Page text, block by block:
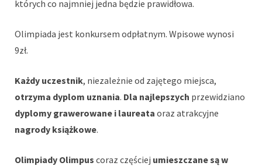
których co najmniej jedna będzie prawidłowa.
Olimpiada jest konkursem odpłatnym. Wpisowe wynosi
9zł.
Każdy uczestnik, niezależnie od zajętego miejsca,
otrzyma dyplom uznania. Dla najlepszych przewidziano
dyplomy grawerowane i laureata oraz atrakcyjne
nagrody książkowe.
Olimpiady Olimpus coraz częściej umieszczane są w